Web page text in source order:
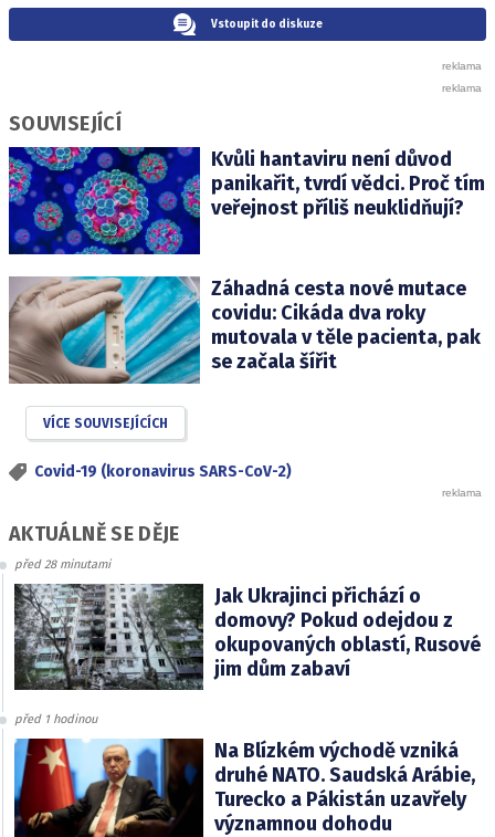
Vstoupit do diskuze
SOUVISEJÍCÍ
Kvůli hantaviru není důvod
panikařit, tvrdí vědci. Proč tím
veřejnost příliš neuklidňují?
Záhadná cesta nové mutace
covidu: Cikáda dva roky
mutovala v těle pacienta, pak
se začala šířit
VÍCE SOUVISEJÍCÍCH
Covid-19 (koronavirus SARS-CoV-2)
AKTUÁLNĚ SE DĚJE
před 28 minutami
Jak Ukrajinci přichází o
domovy? Pokud odejdou z
okupovaných oblastí, Rusové
jim dům zabaví
před 1 hodinou
Na Blízkém východě vzniká
druhé NATO. Saudská Arábie,
Turecko a Pákistán uzavřely
významnou dohodu